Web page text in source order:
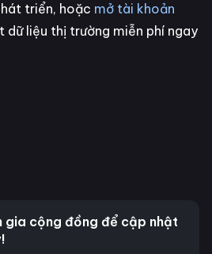
triển, hoặc mở tài khoản
dữ liệu thị trường miễn phí ngay
gia cộng đồng để cập nhật